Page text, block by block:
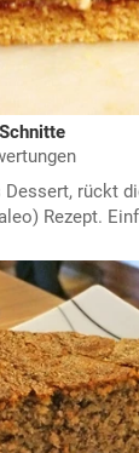
Dessert, rückt
Rezept.